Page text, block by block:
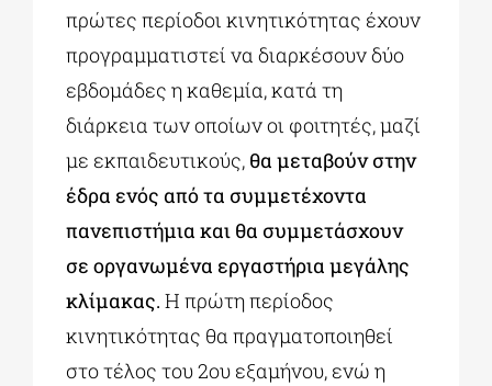
πρώτες περίοδοι κινητικότητας έχουν
προγραμματιστεί να διαρκέσουν δύο
εβδομάδες η καθεμία, κατά τη
διάρκεια των οποίων οι φοιτητές, μαζί
με εκπαιδευτικούς, θα μεταβούν στην
έδρα ενός από τα συμμετέχοντα
πανεπιστήμια και θα συμμετάσχουν
σε οργανωμένα εργαστήρια μεγάλης
κλίμακας. Η πρώτη περίοδος
κινητικότητας θα πραγματοποιηθεί
στο τέλος του 2ου εξαμήνου, ενώ η